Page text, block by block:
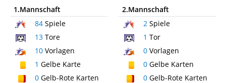
1.Mannschaft
84 Spiele
13 Tore
10 Vorlagen
1 Gelbe Karte
0 Gelb-Rote Karten
2.Mannschaft
2Spiele
1 Tor
0Vorlagen
0Gelbe Karten
0Gelb-Rote Karten